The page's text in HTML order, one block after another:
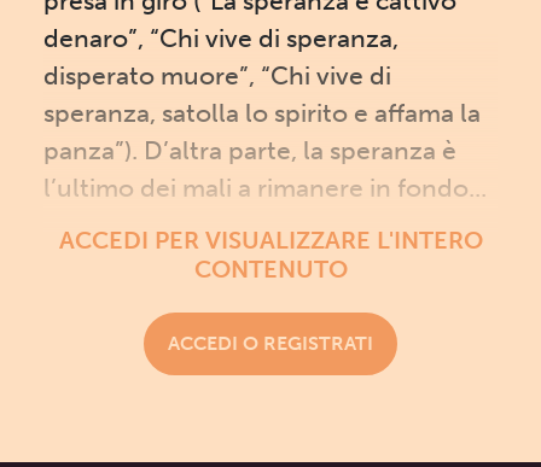
denaro”, “Chi vive di speranza,
disperato muore”, “Chi vive di
speranza, satolla lo spirito e affama la
panza”). D’altra parte, la speranza è
l’ultimo dei mali a rimanere in fondo...
ACCEDI PER VISUALIZZARE L'INTERO
CONTENUTO
ACCEDI O REGISTRATI